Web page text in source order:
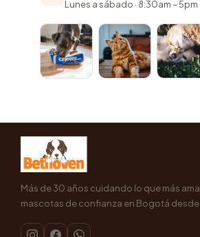
Lunes a sábado · 8:30am – 5pm
Más de 30 años cuidando lo que más
mascotas de confianza en Bogotá desde